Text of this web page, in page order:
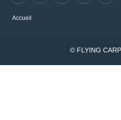
Accueil
© FLYING